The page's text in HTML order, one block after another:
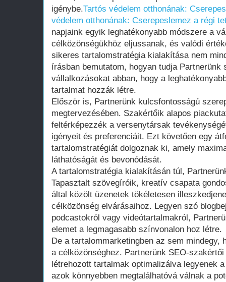
igénybe.Tartós védelem otthonának:
védelem otthonának: Cserepeslemez a régi
napjaink egyik leghatékonyabb módszere a
célközönségükhöz eljussanak, és valódi
sikeres tartalomstratégia kialakítása nem
írásban bemutatom, hogyan tudja
vállalkozásokat abban, hogy a
tartalmat hozzák létre.
Először is, Partnerünk kulcsfontosságú
megtervezésében. Szakértőik alapos
feltérképezzék a versenytársak
igényeit és preferenciáit. Ezt követően egy
tartalomstratégiát dolgoznak ki, amely
láthatóságát és bevonódását.
A tartalomstratégia kialakításán túl,
Tapasztalt szövegíróik, kreatív csapata
által közölt üzenetek tökéletesen
célközönség elvárásaihoz. Legyen szó
podcastokról vagy videótartalmakról,
elemet a legmagasabb színvonalon hoz létre.
De a tartalommarketingben az sem mindegy,
a célközönséghez. Partnerünk SEO-
létrehozott tartalmak optimalizálva legyenek
azok könnyebben megtalálhatóvá válnak a